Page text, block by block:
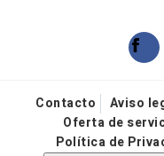
Contacto Aviso
Oferta de
Política de